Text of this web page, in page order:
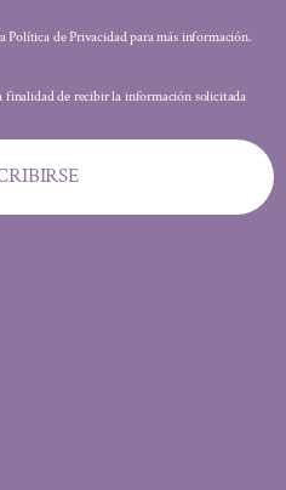
Política de Privacidad para más información.
de recibir la información solicitada